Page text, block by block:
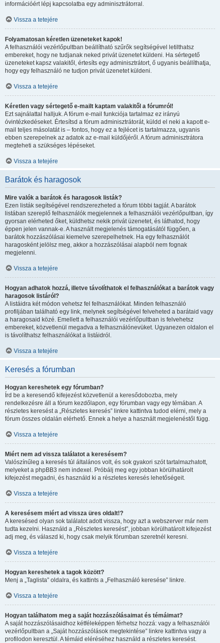
információért lépj kapcsolatba egy adminisztrátorral.
Vissza a tetejére
Folyamatosan kéretlen üzeneteket kapok!
A felhasználói vezérlőpultban beállítható szűrők segítségével letilthatsz
embereket, hogy ne tudjanak neked privát üzenetet küldeni. Ha sértegető
üzeneteket kapsz valakitől, értesíts egy adminisztrátort, ő ugyanis beállíthatja,
hogy egy felhasználó ne tudjon privát üzenetet küldeni.
Vissza a tetejére
Kéretlen vagy sértegető e-mailt kaptam valakitől a fórumról!
Ezt sajnálattal halljuk. A fórum e-mail funkciója tartalmaz ez irányú
óvintézkedéseket. Értesítsd a fórum adminisztrátorát, küldd el neki a kapott e-
mail teljes másolatát is – fontos, hogy ez a fejlécet is tartalmazza, ugyanis
ebben szerepelnek az adatok az e-mail küldőjéről. A fórum adminisztrátora
megteheti a szükséges lépéseket.
Vissza a tetejére
Barátok és haragosok
Mire valók a barátok és haragosok listák?
Ezen listák segítségével rendszerezheted a fórum többi tagját. A barátok
listában szereplő felhasználók megjelennek a felhasználói vezérlőpultban, így
gyorsan elérheted őket, küldhetsz nekik privát üzenetet, és láthatod, hogy
éppen jelen vannak-e. A használt megjelenés támogatásától függően, a
barátok hozzászólásai kiemelve szerepelhetnek. Ha egy felhasználót
haragosként jelölsz meg, akkor a hozzászólásai alapból nem fognak
megjelenni.
Vissza a tetejére
Hogyan adhatok hozzá, illetve távolíthatok el felhasználókat a barátok vagy
haragosok listáról?
A listáidra két módon vehetsz fel felhasználókat. Minden felhasználó
profiljában található egy link, melynek segítségével felveheted a barátaid vagy
a haragosaid közé. Emellett a felhasználói vezérlőpultban is felvehetsz
embereket, közvetlenül megadva a felhasználónevüket. Ugyanezen oldalon el
is távolíthatsz felhasználókat a listáidról.
Vissza a tetejére
Keresés a fórumban
Hogyan kereshetek egy fórumban?
Írd be a keresendő kifejezést közvetlenül a keresődobozba, mely
rendelkezésre áll a fórum kezdőlapon, egy fórumban vagy egy témában. A
részletes keresést a „Részletes keresés” linkre kattintva tudod elérni, mely a
fórum összes oldalán elérhető. Ennek a helye a használt megjelenéstől függ.
Vissza a tetejére
Miért nem ad vissza találatot a keresésem?
Valószínűleg a keresés túl általános volt, és sok gyakori szót tartalmazhatott,
melyeket a phpBB3 nem indexel. Próbálj meg egy jobban körülhatárolt
kifejezést megadni, és használd ki a részletes keresés lehetőségeit.
Vissza a tetejére
A keresésem miért ad vissza üres oldalt!?
A keresésed olyan sok találatot adott vissza, hogy azt a webszerver már nem
tudta kezelni. Használd a „Részletes keresést”, jobban körülhatárolt kifejezést
adj meg, és válaszd ki, hogy csak melyik fórumban szeretnél keresni.
Vissza a tetejére
Hogyan kereshetek a tagok között?
Menj a „Taglista” oldalra, és kattints a „Felhasználó keresése” linkre.
Vissza a tetejére
Hogyan találhatom meg a saját hozzászólásaimat és témáimat?
A saját hozzászólásaidhoz kétféleképpen férhetsz hozzá: vagy a felhasználói
vezérlőpultban a „Saját hozzászólások megtekintése” linkre kattintva vagy a
profilodon keresztül. A témáid eléréséhez használd a részletes keresést.